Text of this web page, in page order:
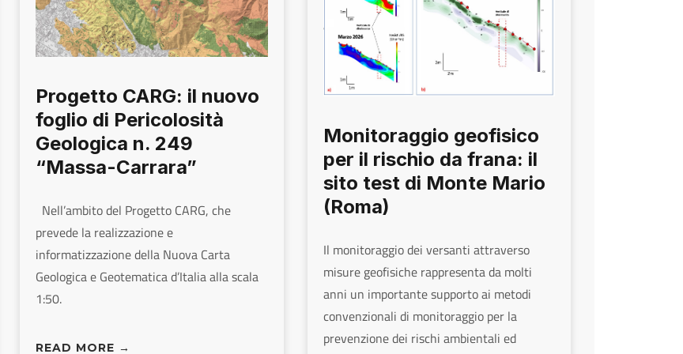
Progetto CARG: il nuovo
foglio di Pericolosità
Geologica n. 249
“Massa-Carrara”
Nell’ambito del Progetto CARG, che
prevede la realizzazione e
informatizzazione della Nuova Carta
Geologica e Geotematica d’Italia alla scala
1:50.
READ MORE →
Monitoraggio geofisico
per il rischio da frana: il
sito test di Monte Mario
(Roma)
Il monitoraggio dei versanti attraverso
misure geofisiche rappresenta da molti
anni un importante supporto ai metodi
convenzionali di monitoraggio per la
prevenzione dei rischi ambientali ed